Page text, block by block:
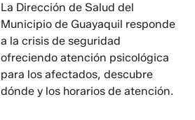
La Dirección de Salud del
Municipio de Guayaquil responde
a la crisis de seguridad
ofreciendo atención psicológica
para los afectados, descubre
dónde y los horarios de atención.